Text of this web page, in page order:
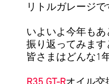
Car community その他
R35 GT-R R35 GT-R
リトルガレージで
いよいよ今年も
振り返ってみま
皆さまはどんな1